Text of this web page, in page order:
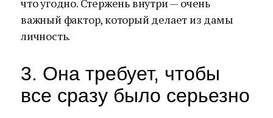
что угодно. Стержень внутри — очень
важный фактор, который делает из дамы
личность.
3. Она требует, чтобы
все сразу было серьезно